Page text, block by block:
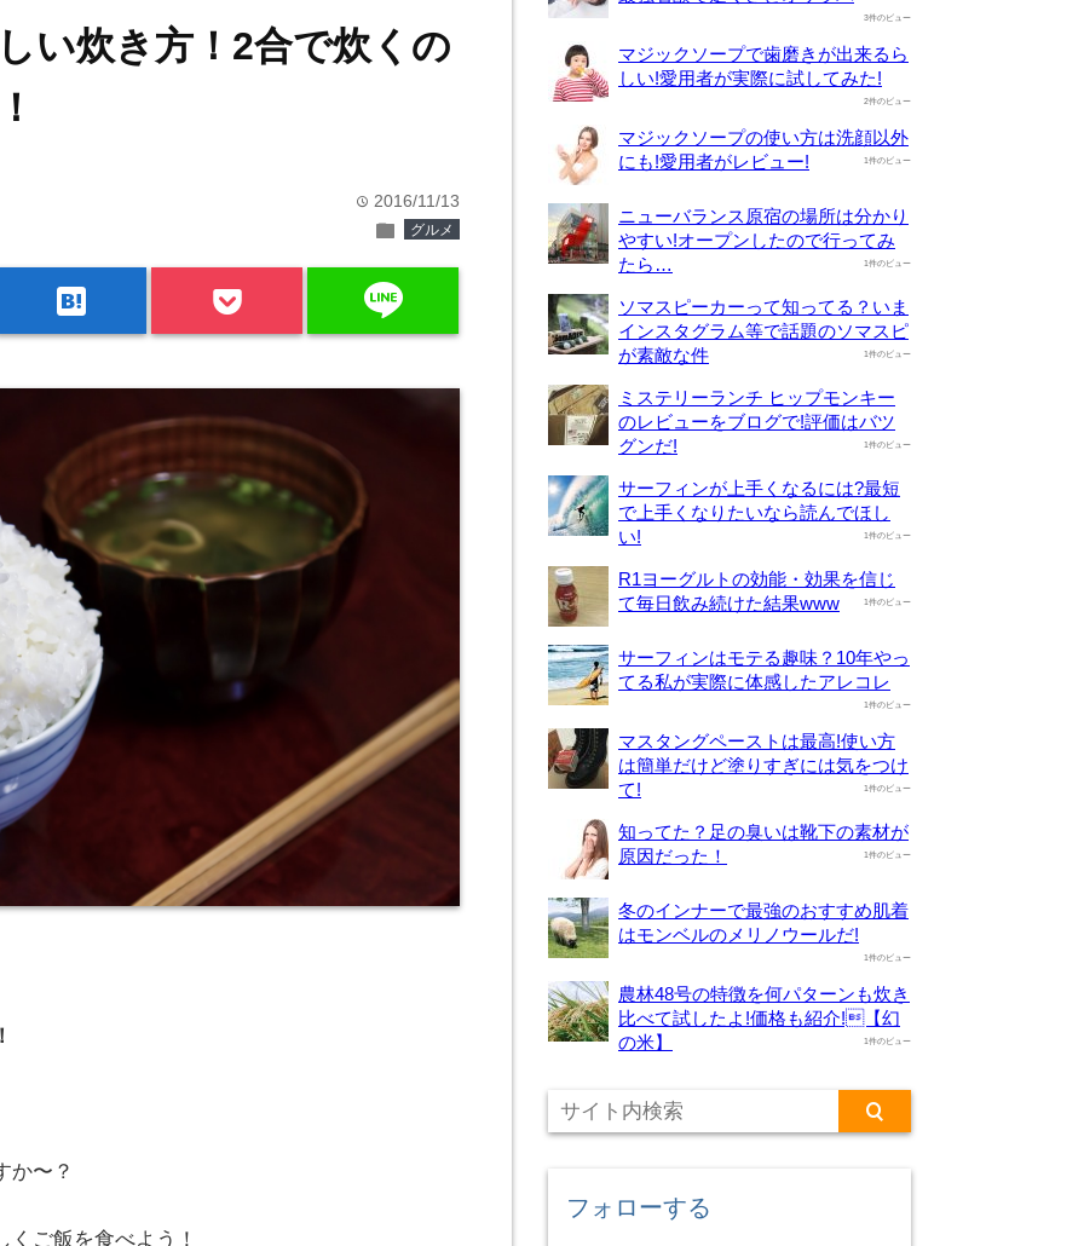
い炊き方！2合で炊くの
time 2016/11/13
folder グルメ
hatenabookmark line
か〜？
ご飯を食べよう！
3件のビュー
マジックソープで歯磨きが出来るら
しい!愛用者が実際に試してみた!
2件のビュー
マジックソープの使い方は洗顔以外
にも!愛用者がレビュー!
1件のビュー
ニューバランス原宿の場所は分かり
やすい!オープンしたので行ってみ
たら…
1件のビュー
ソマスピーカーって知ってる？いま
インスタグラム等で話題のソマスピ
が素敵な件
1件のビュー
ミステリーランチ ヒップモンキー
のレビューをブログで!評価はバツ
グンだ!
1件のビュー
サーフィンが上手くなるには?最短
で上手くなりたいなら読んでほし
い!
1件のビュー
R1ヨーグルトの効能・効果を信じ
て毎日飲み続けた結果www
1件のビュー
サーフィンはモテる趣味？10年やっ
てる私が実際に体感したアレコレ
1件のビュー
マスタングペーストは最高!使い方
は簡単だけど塗りすぎには気をつけ
て!
1件のビュー
知ってた？足の臭いは靴下の素材が
原因だった！
1件のビュー
冬のインナーで最強のおすすめ肌着
はモンベルのメリノウールだ!
1件のビュー
農林48号の特徴を何パターンも炊き
比べて試したよ!価格も紹介!【幻
の米】
1件のビュー
フォローする